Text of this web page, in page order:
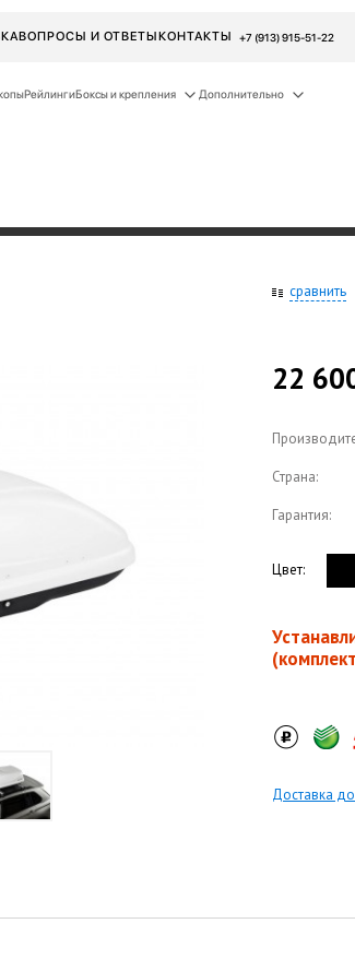
ВОПРОСЫ И ОТВЕТЫКОНТАКТЫ +7 (913) 915-51-22
РейлингиБоксы и крепления Дополнительно
сравнить
22
Страна:
Гарантия:
Цвет:
Доставка